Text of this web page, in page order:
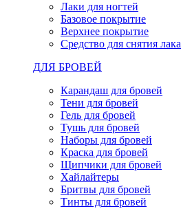
Лаки для ногтей
Базовое покрытие
Верхнее покрытие
Средство для снятия лака
ДЛЯ БРОВЕЙ
Карандаш для бровей
Тени для бровей
Гель для бровей
Тушь для бровей
Наборы для бровей
Краска для бровей
Щипчики для бровей
Хайлайтеры
Бритвы для бровей
Тинты для бровей